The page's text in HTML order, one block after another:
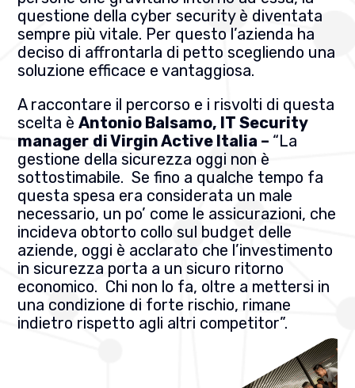
questione della cyber security è diventata
sempre più vitale. Per questo l’azienda ha
deciso di affrontarla di petto scegliendo una
soluzione efficace e vantaggiosa.
A raccontare il percorso e i risvolti di questa
scelta èAntonio Balsamo, IT Security
manager di Virgin Active Italia – “La
gestione della sicurezza oggi non è
sottostimabile. Se fino a qualche tempo fa
questa spesa era considerata un male
necessario, un po’ come le assicurazioni, che
incideva obtorto collo sul budget delle
aziende, oggi è acclarato che l’investimento
in sicurezza porta a un sicuro ritorno
economico. Chi non lo fa, oltre a mettersi in
una condizione di forte rischio, rimane
indietro rispetto agli altri competitor”.